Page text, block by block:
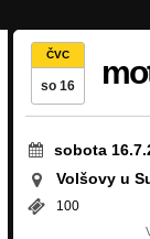
ČVC
so 16
sobota
Volšovy u
100